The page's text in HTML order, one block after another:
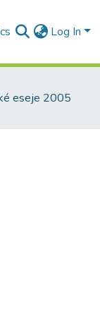
Log In
eseje 2005